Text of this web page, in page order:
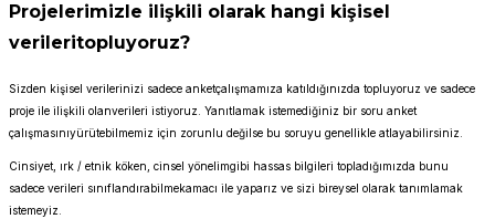
Projelerimizle ilişkili olarak hangi kişisel
verileritopluyoruz?
Sizden kişisel verilerinizi sadece anketçalışmamıza katıldığınızda topluyoruz ve sadece
proje ile ilişkili olanverileri istiyoruz. Yanıtlamak istemediğiniz bir soru anket
çalışmasınıyürütebilmemiz için zorunlu değilse bu soruyu genellikle atlayabilirsiniz.
Cinsiyet, ırk / etnik köken, cinsel yönelimgibi hassas bilgileri topladığımızda bunu
sadece verileri sınıflandırabilmekamacı ile yaparız ve sizi bireysel olarak tanımlamak
istemeyiz.